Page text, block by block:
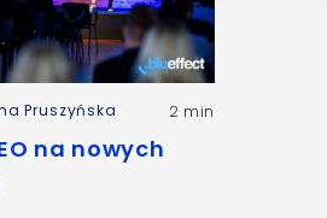
Pruszyńska 2 min
na nowych